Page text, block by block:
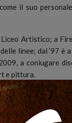
come il suo
Artistico; a
linee; dal ’97 è
a coniugare
e pittura.
internazionale,
in accademie
a Melbourne,